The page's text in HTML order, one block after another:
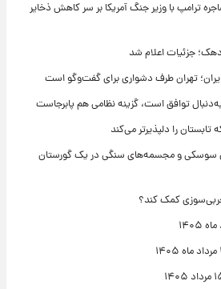
ترامپ با وزیر جنگ آمریکا بر سر کاهش ذخایر
جزئیات اعلام شد
تهران طرف دشواری برای گفت‌وگو است
توافق است، گزینه نظامی هم پابرجاست
را دلپذیرتر می‌کند
و مجسمه‌های سنگی در یک گورستان
کمک کند؟